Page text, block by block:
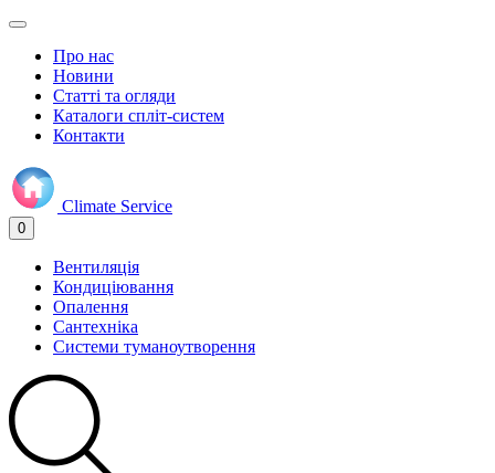
Про нас
Новини
Статті та огляди
Каталоги спліт-систем
Контакти
Climate Service
0
Вентиляція
Кондиціювання
Опалення
Сантехніка
Системи туманоутворення